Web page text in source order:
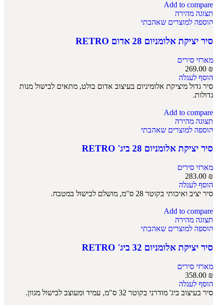
Add to compare
תצוגה מהירה
הוספה למוצרים שאהבתי
סיר יציקת אלומניום 28 אדום RETRO
מארזי סירים
269.00 ₪
הוסף לעגלה
סיר גדול מיציקת אלומיניום בעיצוב אדום בולט, מתאים לבישול מנות
גדולות.
Add to compare
תצוגה מהירה
הוספה למוצרים שאהבתי
סיר יציקת אלומניום 28 ביג' RETRO
מארזי סירים
283.00 ₪
הוסף לעגלה
סיר יציב ואיכותי בקוטר 28 ס"מ, מושלם לבישול במטבח.
Add to compare
תצוגה מהירה
הוספה למוצרים שאהבתי
סיר יציקת אלומניום 32 ביג' RETRO
מארזי סירים
358.00 ₪
הוסף לעגלה
סיר בעיצוב ביג' מודרני בקוטר 32 ס"מ, עמיד ומעוצב לבישול מגוון.